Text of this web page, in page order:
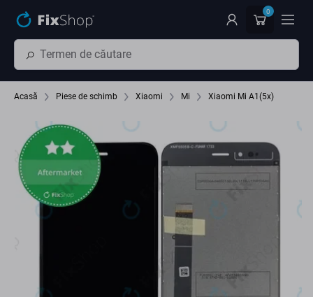
0
Acasă Piese de schimb Xiaomi Mi Xiaomi Mi A1(5x)